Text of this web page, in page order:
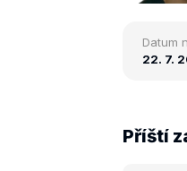
Datum
22. 7.
Příští